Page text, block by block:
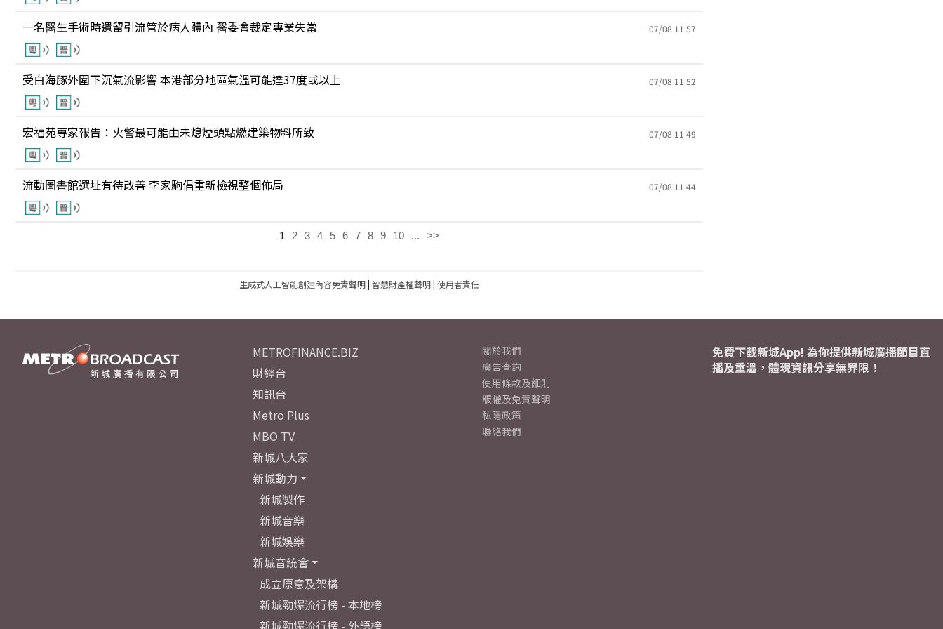
一名醫生手術時遺留引流管於病人體內 醫委會裁定專業失當 07/08 11:57
受白海豚外圍下沉氣流影響 本港部分地區氣溫可能達37度或以上 07/08 11:52
宏福苑專家報告：火警最可能由未熄煙頭點燃建築物料所致 07/08 11:49
流動圖書館選址有待改善 李家駒倡重新檢視整個佈局 07/08 11:44
1 2 3 4 5 6 7 8 9 10 ... >>
生成式人工智能創建內容免責聲明| 智慧財產權聲明| 使用者責任
METROFINANCE.BIZ
財經台
知訊台
Metro Plus
MBO TV
新城八大家
新城動力
新城製作
新城音樂
新城娛樂
新城音統會
成立原意及架構
新城勁爆流行榜 - 本地榜
新城勁爆流行榜 - 外語榜
關於我們
廣告查詢
使用條款及細則
版權及免責聲明
私隱政策
聯絡我們
免費下載新城App! 為你提供新城廣播節目直
播及重溫，體現資訊分享無界限！